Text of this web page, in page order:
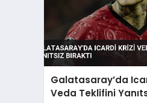
Galatasaray’da
Veda Teklifini